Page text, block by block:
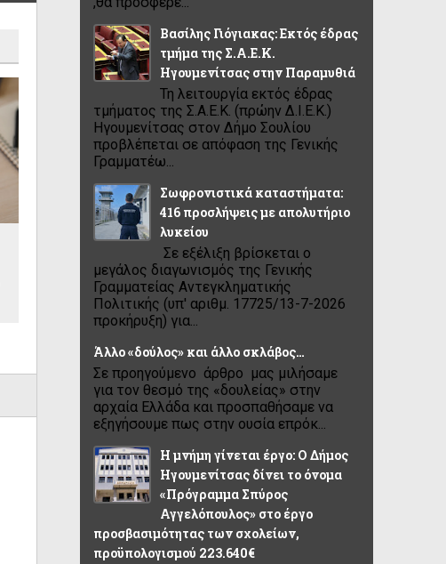
Βασίλης Γιόγιακας: Εκτός έδρας
τμήμα της Σ.Α.Ε.Κ.
Ηγουμενίτσας στην Παραμυθιά
Τη λειτουργία εκτός έδρας
τμήματος της Σ.Α.Ε.Κ. (πρώην Δ.Ι.Ε.Κ.)
Ηγουμενίτσας στον Δήμο Σουλίου
προβλέπεται σε απόφαση της Γενικής
Γραμματέω...
Σωφρονιστικά καταστήματα:
416 προσλήψεις με απολυτήριο
λυκείου
Σε εξέλιξη βρίσκεται ο
μεγάλος διαγωνισμός της Γενικής
Γραμματείας Αντεγκληματικής
Πολιτικής (υπ' αριθμ. 17725/13-7-2026
προκήρυξη) για...
Άλλο «δούλος» και άλλο σκλάβος…
Σε προηγούμενο άρθρο μας μιλήσαμε
για τον θεσμό της «δουλείας» στην
αρχαία Ελλάδα και προσπαθήσαμε να
εξηγήσουμε πως στην ουσία επρόκ...
Η μνήμη γίνεται έργο: Ο Δήμος
Ηγουμενίτσας δίνει το όνομα
«Πρόγραμμα Σπύρος
Αγγελόπουλος» στο έργο
προσβασιμότητας των σχολείων,
προϋπολογισμού 223.640€